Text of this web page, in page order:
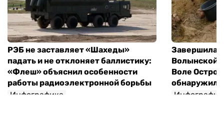
РЭБ не заставляет «Шахеды»
падать и не отклоняет баллистику:
«Флеш» объяснил особенности
работы радиоэлектронной борьбы
Инфографика
Волынской
Воле
обнаружили